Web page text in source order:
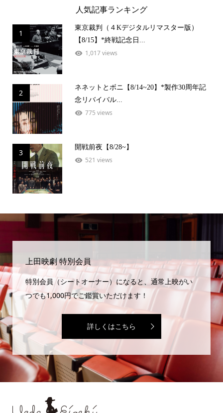
人気記事ランキング
1
東京裁判（４Kデジタルリマスター版）
【8/15】*終戦記念日...
1,017 views
2
ネネットとボニ【8/14~20】*製作30周年記
念リバイバル...
775 views
3
開戦前夜【8/28~】
521 views
上田映劇 特別会員
特別会員（シートオーナー）になると、通常上映がい
つでも1,000円でご鑑賞いただけます！
詳しくはこちら